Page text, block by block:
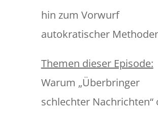
hin zum Vorwurf
autokratischer
Themen dieser Episode:
Warum „Überbringer
schlechter Nachrichten“